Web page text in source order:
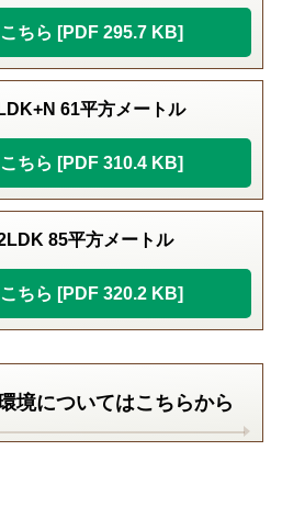
ちら [PDF 295.7 KB]
61平方メートル
ちら [PDF 310.4 KB]
85平方メートル
ちら [PDF 320.2 KB]
境についてはこちらから